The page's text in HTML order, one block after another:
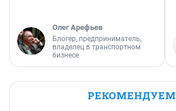
Олег Арефьев
Блогер, предприниматель,
владелец в транспортном
бизнесе
РЕКОМЕНДУЕМ